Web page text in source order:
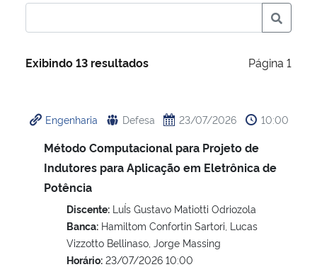
Ministério da Educação
Ministério de Minas e Energia
Ministério da Ciência, Tecnologia, Inovações e Comunicações
Ministério do Meio Ambiente
Exibindo 13 resultados Página 1
Engenharia Defesa 23/07/2026 10:00
Método Computacional para Projeto de
Indutores para Aplicação em Eletrônica de
Potência
Discente: LuÍs Gustavo Matiotti Odriozola
Banca: Hamiltom Confortin Sartori, Lucas
Vizzotto Bellinaso, Jorge Massing
Horário: 23/07/2026 10:00